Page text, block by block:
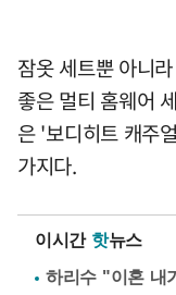
잠옷 세트뿐 아니
좋은 멀티 홈웨어
은 '보디히트 캐주
가지다.
이시간 핫뉴스
하리수 "이혼 내